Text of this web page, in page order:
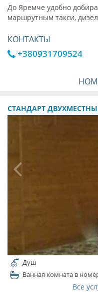
До Яремче удобно
маршрутным такси,
КОНТАКТЫ
+380931709524
СТАНДАРТ
Душ
Ванная комната в
Все